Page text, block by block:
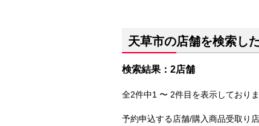
天草市の店舗を検索し
検索結果：2店舗
全2件中1 〜 2件目を表示しており
予約申込する店舗/購入商品受取り